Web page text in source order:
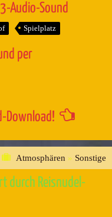
Audio-Sound
Spielplatz
per
Download!
Atmosphären » Sonstige
durch Reisnudel-